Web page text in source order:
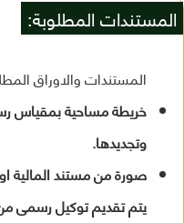
المستندات المطلوبة:
المستندات والاوراق
وتجديدها.
صورة من مستند المالية
يتم تقديم توكيل رسمى من